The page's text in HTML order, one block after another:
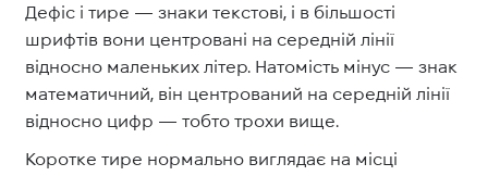
Дефіс і тире — знаки текстові, і в більшості
шрифтів вони центровані на середній лінії
відносно маленьких літер. Натомість мінус — знак
математичний, він центрований на середній лінії
відносно цифр — тобто трохи вище.
Коротке тире нормально виглядає на місці